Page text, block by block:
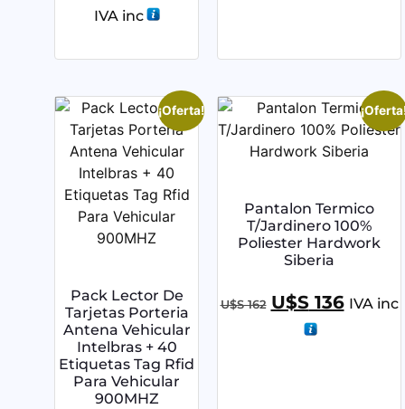
IVA inc
¡Oferta!
Pack Lector De
Tarjetas Porteria
Antena Vehicular
Intelbras + 40
Etiquetas Tag Rfid
Para Vehicular
900MHZ
Pantalon Termico
T/Jardinero 100%
Poliester Hardwork
Siberia
U$S162 U$S136 IVA inc